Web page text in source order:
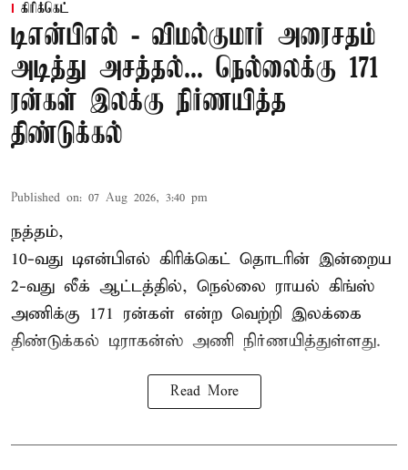
கிரிக்கெட்
டிஎன்பிஎல் - விமல்குமார் அரைசதம்
அடித்து அசத்தல்... நெல்லைக்கு 171
ரன்கள் இலக்கு நிர்ணயித்த
திண்டுக்கல்
Published on: 07 Aug 2026, 3:40 pm
நத்தம்,
10-வது டிஎன்பிஎல் கிரிக்கெட் தொடரின் இன்றைய
2-வது லீக் ஆட்டத்தில், நெல்லை ராயல் கிங்ஸ்
அணிக்கு 171 ரன்கள் என்ற வெற்றி இலக்கை
திண்டுக்கல் டிராகன்ஸ் அணி நிர்ணயித்துள்ளது.
Read More